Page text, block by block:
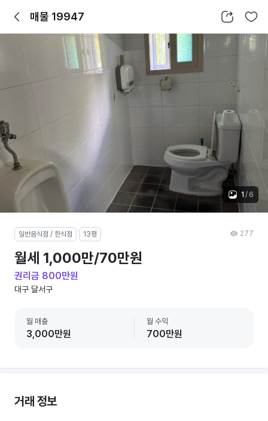
뒤로가기매물 19947 공유하기 찜하기
1 / 6
일반음식점 / 한식점 13평
월세 1,000만/70만원
권리금 800만원
대구 달서구
월 매출
3,000만원
월 수익
700만원
277
거래 정보